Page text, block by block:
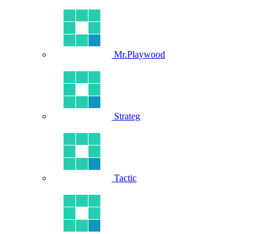
Mr.Playwood
Strateg
Tactic